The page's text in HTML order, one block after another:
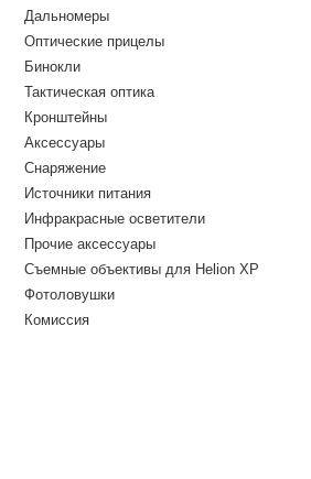
Дальномеры
Оптические прицелы
Бинокли
Тактическая оптика
Кронштейны
Аксессуары
Снаряжение
Источники питания
Инфракрасные осветители
Прочие аксессуары
Съемные объективы для Helion XP
Фотоловушки
Комиссия